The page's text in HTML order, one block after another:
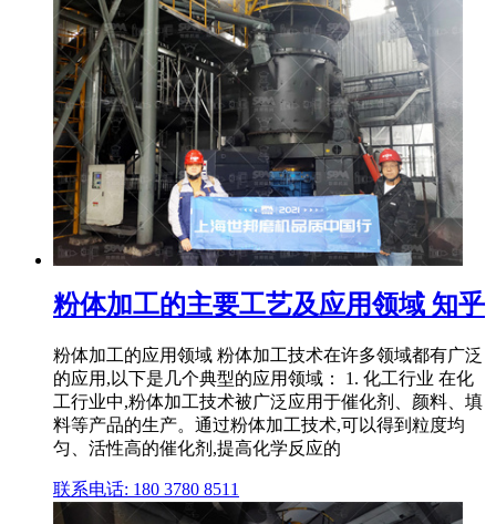
粉体加工的主要工艺及应用领域 知乎
粉体加工的应用领域 粉体加工技术在许多领域都有广泛
的应用,以下是几个典型的应用领域： 1. 化工行业 在化
工行业中,粉体加工技术被广泛应用于催化剂、颜料、填
料等产品的生产。通过粉体加工技术,可以得到粒度均
匀、活性高的催化剂,提高化学反应的
联系电话: 180 3780 8511